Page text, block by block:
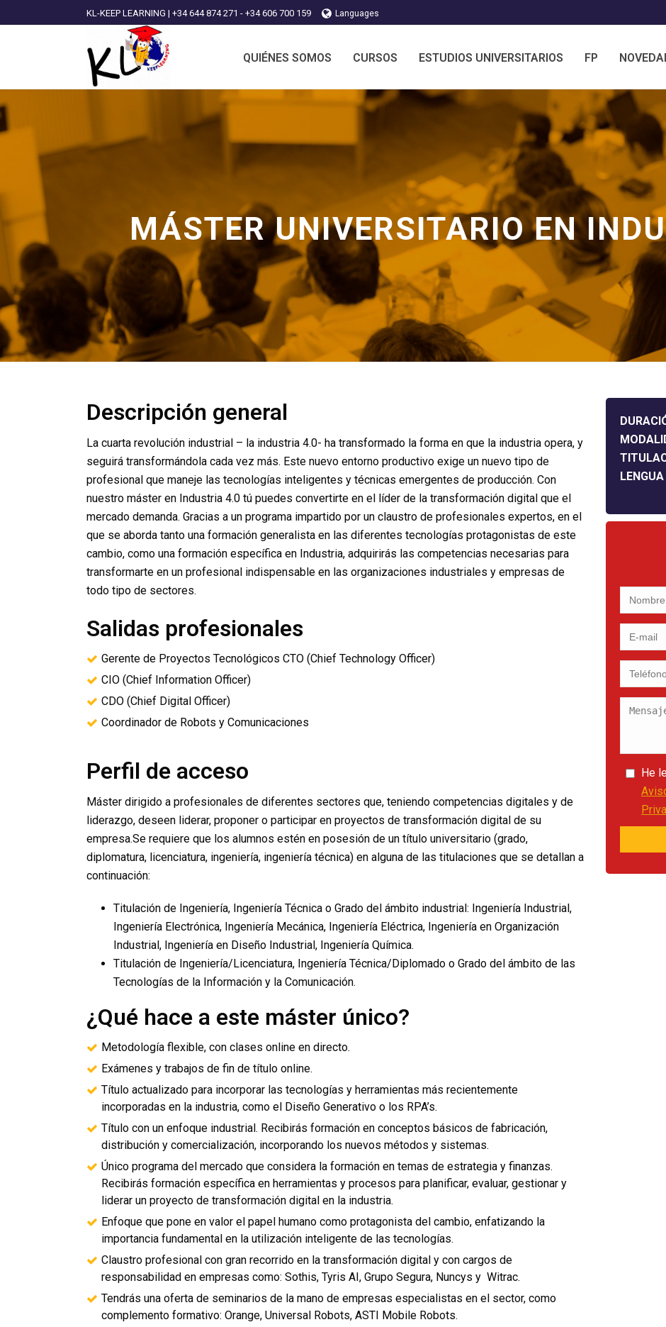
KL-KEEP LEARNING | +34 644 874 271 - +34 606 700 159 Languages
QUIÉNES SOMOS CURSOS ESTUDIOS UNIVERSITARIOS FP
MÁSTER UNIVERSITARIO EN
Descripción general
La cuarta revolución industrial – la industria 4.0- ha transformado la forma en que la industria opera, y
seguirá transformándola cada vez más. Este nuevo entorno productivo exige un nuevo tipo de
profesional que maneje las tecnologías inteligentes y técnicas emergentes de producción. Con
nuestro máster en Industria 4.0 tú puedes convertirte en el líder de la transformación digital que el
mercado demanda. Gracias a un programa impartido por un claustro de profesionales expertos, en el
que se aborda tanto una formación generalista en las diferentes tecnologías protagonistas de este
cambio, como una formación específica en Industria, adquirirás las competencias necesarias para
transformarte en un profesional indispensable en las organizaciones industriales y empresas de
todo tipo de sectores.
Salidas profesionales
Gerente de Proyectos Tecnológicos CTO (Chief Technology Officer)
CIO (Chief Information Officer)
CDO (Chief Digital Officer)
Coordinador de Robots y Comunicaciones
Perfil de acceso
Máster dirigido a profesionales de diferentes sectores que, teniendo competencias digitales y de
liderazgo, deseen liderar, proponer o participar en proyectos de transformación digital de su
empresa.Se requiere que los alumnos estén en posesión de un título universitario (grado,
diplomatura, licenciatura, ingeniería, ingeniería técnica) en alguna de las titulaciones que se detallan a
continuación:
Titulación de Ingeniería, Ingeniería Técnica o Grado del ámbito industrial: Ingeniería Industrial,
Ingeniería Electrónica, Ingeniería Mecánica, Ingeniería Eléctrica, Ingeniería en Organización
Industrial, Ingeniería en Diseño Industrial, Ingeniería Química.
Titulación de Ingeniería/Licenciatura, Ingeniería Técnica/Diplomado o Grado del ámbito de las
Tecnologías de la Información y la Comunicación.
¿Qué hace a este máster único?
Metodología flexible, con clases online en directo.
Exámenes y trabajos de fin de título online.
Título actualizado para incorporar las tecnologías y herramientas más recientemente
incorporadas en la industria, como el Diseño Generativo o los RPA’s.
Título con un enfoque industrial. Recibirás formación en conceptos básicos de fabricación,
distribución y comercialización, incorporando los nuevos métodos y sistemas.
Único programa del mercado que considera la formación en temas de estrategia y finanzas.
Recibirás formación específica en herramientas y procesos para planificar, evaluar, gestionar y
liderar un proyecto de transformación digital en la industria.
Enfoque que pone en valor el papel humano como protagonista del cambio, enfatizando la
importancia fundamental en la utilización inteligente de las tecnologías.
Claustro profesional con gran recorrido en la transformación digital y con cargos de
responsabilidad en empresas como: Sothis, Tyris AI, Grupo Segura, Nuncys y Witrac.
Tendrás una oferta de seminarios de la mano de empresas especialistas en el sector, como
complemento formativo: Orange, Universal Robots, ASTI Mobile Robots.
He